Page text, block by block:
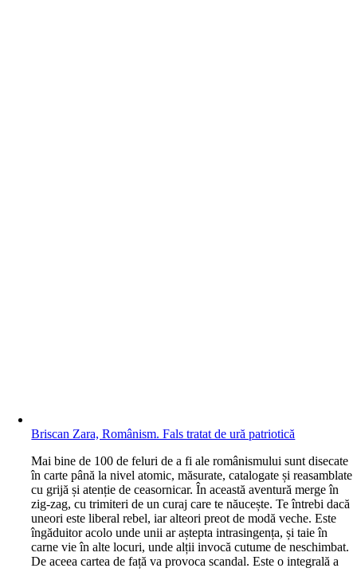
Briscan Zara, Românism. Fals tratat de ură patriotică
Mai bine de 100 de feluri de a fi ale românismului sunt disecate
în carte până la nivel atomic, măsurate, catalogate și reasamblate
cu grijă și atenție de ceasornicar. În această aventură merge în
zig-zag, cu trimiteri de un curaj care te năucește. Te întrebi dacă
uneori este liberal rebel, iar alteori preot de modă veche. Este
îngăduitor acolo unde unii ar aștepta intrasingența, și taie în
carne vie în alte locuri, unde alții invocă cutume de neschimbat.
De aceea cartea de față va provoca scandal. Este o integrală a